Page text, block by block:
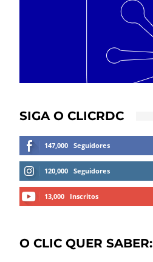
SIGA O CLICRDC
147,000 Seguidores
120,000 Seguidores
13,000 Inscritos
O CLIC QUER SABER: